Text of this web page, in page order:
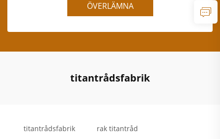
ÖVERLÄMNA
titantrådsfabrik
titantrådsfabrik rak titantråd